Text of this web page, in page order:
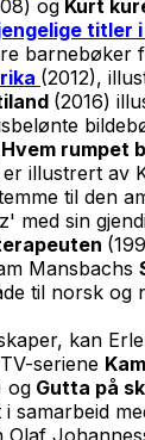
og Kurt
titler
barnebøker
(2012),
(2016)
Hvem rumpet
er illustrert av
til den
med sin
Mansbachs
til norsk og
kan
seriene
og Gutta på
samarbeid